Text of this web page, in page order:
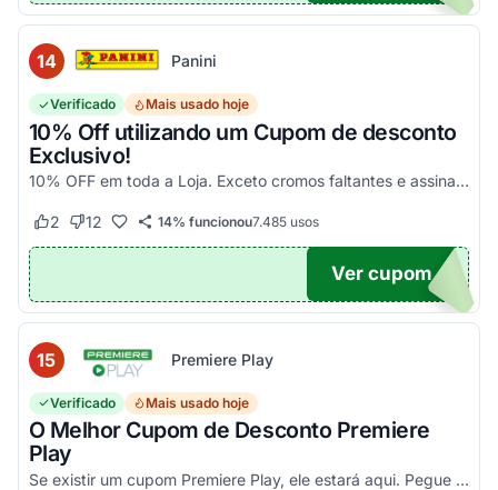
14 Panini
Verificado Mais usado hoje
10% Off utilizando um Cupom de desconto
Exclusivo!
10% OFF em toda a Loja. Exceto cromos faltantes e assinaturas. Aproveite essa exclusividade!
Este cupom funcionou
2 Este cupom não funcionou
12 14% funcionou7.485usos
UPOM
Ver cupom
15 Premiere Play
Verificado Mais usado hoje
O Melhor Cupom de Desconto Premiere
Play
Se existir um cupom Premiere Play, ele estará aqui. Pegue seu código promocional e confira agora!